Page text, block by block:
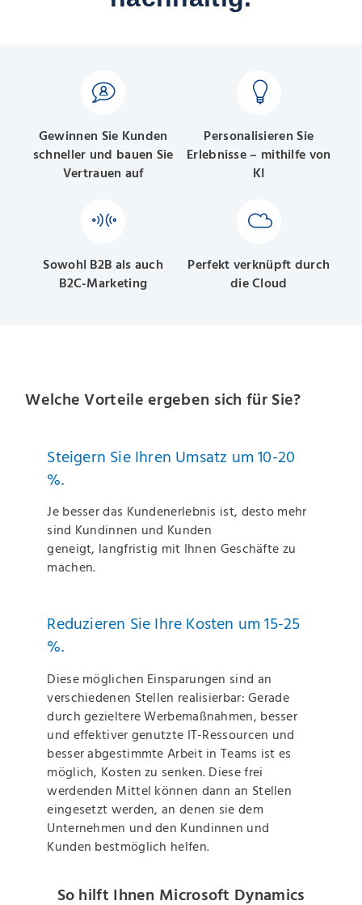
Gewinnen Sie Kunden
schneller und bauen Sie
Vertrauen auf
Personalisieren Sie
Erlebnisse – mithilfe von
KI
Sowohl B2B als auch
B2C-Marketing
Perfekt verknüpft durch
die Cloud
Welche Vorteile ergeben sich für Sie?
Steigern Sie Ihren Umsatz um 10-20
%.
Je besser das Kundenerlebnis ist, desto mehr
sind Kundinnen und Kunden
geneigt, langfristig mit Ihnen Geschäfte zu
machen.
Reduzieren Sie Ihre Kosten um 15-25
%.
Diese möglichen Einsparungen sind an
verschiedenen Stellen realisierbar: Gerade
durch gezieltere Werbemaßnahmen, besser
und effektiver genutzte IT-Ressourcen und
besser abgestimmte Arbeit in Teams ist es
möglich, Kosten zu senken. Diese frei
werdenden Mittel können dann an Stellen
eingesetzt werden, an denen sie dem
Unternehmen und den Kundinnen und
Kunden bestmöglich helfen.
So hilft Ihnen Microsoft Dynamics